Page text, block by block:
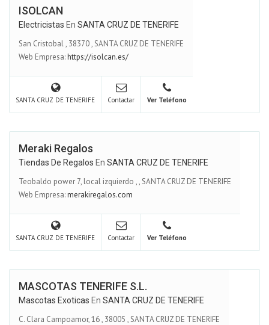
ISOLCAN
Electricistas En SANTA CRUZ DE TENERIFE
San Cristobal, 38370,SANTA CRUZ DE TENERIFE
Web Empresa:https://isolcan.es/
SANTA CRUZ DE TENERIFE Contactar Ver Teléfono
Meraki Regalos
Tiendas De Regalos En SANTA CRUZ DE TENERIFE
Teobaldo power 7, local izquierdo ,,SANTA CRUZ DE TENERIFE
Web Empresa:merakiregalos.com
SANTA CRUZ DE TENERIFE Contactar Ver Teléfono
MASCOTAS TENERIFE S.L.
Mascotas Exoticas En SANTA CRUZ DE TENERIFE
C. Clara Campoamor, 16, 38005 ,SANTA CRUZ DE TENERIFE